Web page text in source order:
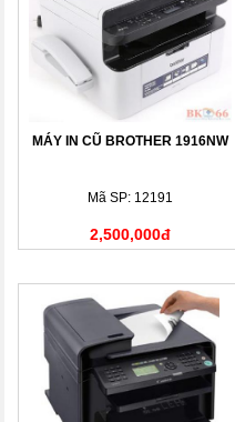
MÁY IN CŨ BROTHER 1916NW
Mã SP: 12191
2,500,000đ